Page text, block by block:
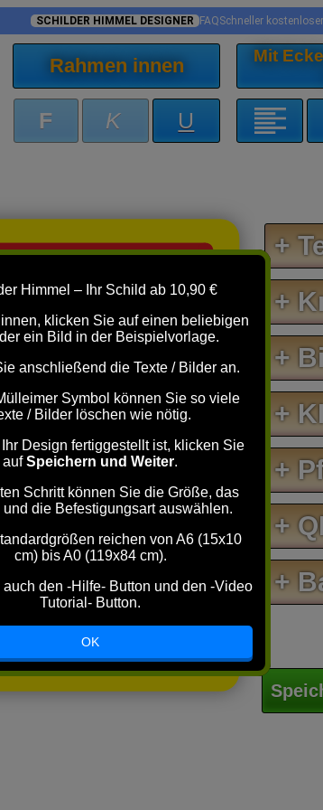
SCHILDER HIMMEL DESIGNER FAQSchneller
Rahmen innen
Mit
F K U
!!
+
+
+
+
+
+
+
Himmel – Ihr Schild ab 10,90 €
klicken Sie auf einen beliebigen
ein Bild in der Beispielvorlage.
anschließend die Texte / Bilder an.
Symbol können Sie so viele
/ Bilder löschen wie nötig.
Design fertiggestellt ist, klicken Sie
aufSpeichern und Weiter.
Schritt können Sie die Größe, das
und die Befestigungsart auswählen.
reichen von A6 (15x10
cm) bis A0 (119x84 cm).
auch den -Hilfe- Button und den -Video
Tutorial- Button.
OK